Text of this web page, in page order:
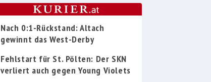
Nach 0:1-Rückstand: Altach
gewinnt das West-Derby
Fehlstart für St. Pölten: Der SKN
verliert auch gegen Young Violets